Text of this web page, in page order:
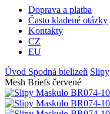
Doprava a platba
Často kladené otázky
Kontakty
CZ
EU
Úvod Spodná bielizeň Slipy
Mesh Briefs červené